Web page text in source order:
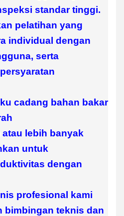
standar tinggi.
pelatihan yang
individual dengan
serta
cadang bahan bakar
lebih banyak
untuk
dengan
profesional kami
bimbingan teknis dan